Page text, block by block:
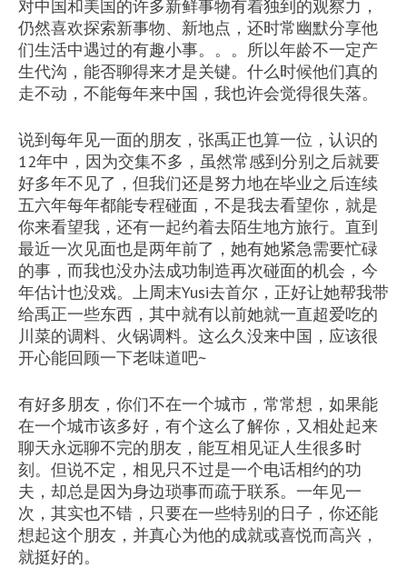
对中国和美国的许多新鲜事物有着独到的观察力，
仍然喜欢探索新事物、新地点，还时常幽默分享他
们生活中遇过的有趣小事。。。所以年龄不一定产
生代沟，能否聊得来才是关键。什么时候他们真的
走不动，不能每年来中国，我也许会觉得很失落。
说到每年见一面的朋友，张禹正也算一位，认识的
12年中，因为交集不多，虽然常感到分别之后就要
好多年不见了，但我们还是努力地在毕业之后连续
五六年每年都能专程碰面，不是我去看望你，就是
你来看望我，还有一起约着去陌生地方旅行。直到
最近一次见面也是两年前了，她有她紧急需要忙碌
的事，而我也没办法成功制造再次碰面的机会，今
年估计也没戏。上周末Yusi去首尔，正好让她帮我带
给禹正一些东西，其中就有以前她就一直超爱吃的
川菜的调料、火锅调料。这么久没来中国，应该很
开心能回顾一下老味道吧~
有好多朋友，你们不在一个城市，常常想，如果能
在一个城市该多好，有个这么了解你，又相处起来
聊天永远聊不完的朋友，能互相见证人生很多时
刻。但说不定，相见只不过是一个电话相约的功
夫，却总是因为身边琐事而疏于联系。一年见一
次，其实也不错，只要在一些特别的日子，你还能
想起这个朋友，并真心为他的成就或喜悦而高兴，
就挺好的。